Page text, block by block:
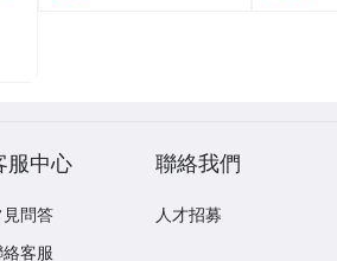
服中心
見問答
客服
聯絡我們
人才招募